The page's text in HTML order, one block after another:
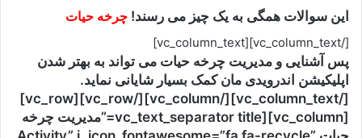
این سوالات همگی به یک چیز می رسند! چرخه حیات
[/vc_column_text][vc_column_text]
پس آشنایی و مدیریت چرخه حیات می تواند به بهتر شدن
اپلیکیشن اندرویدی مان کمک بسیار شایانی نماید.
[/vc_column_text][/vc_column][/vc_row][vc_row]
[vc_column][vc_text_separator title=”مدیریت چرخه